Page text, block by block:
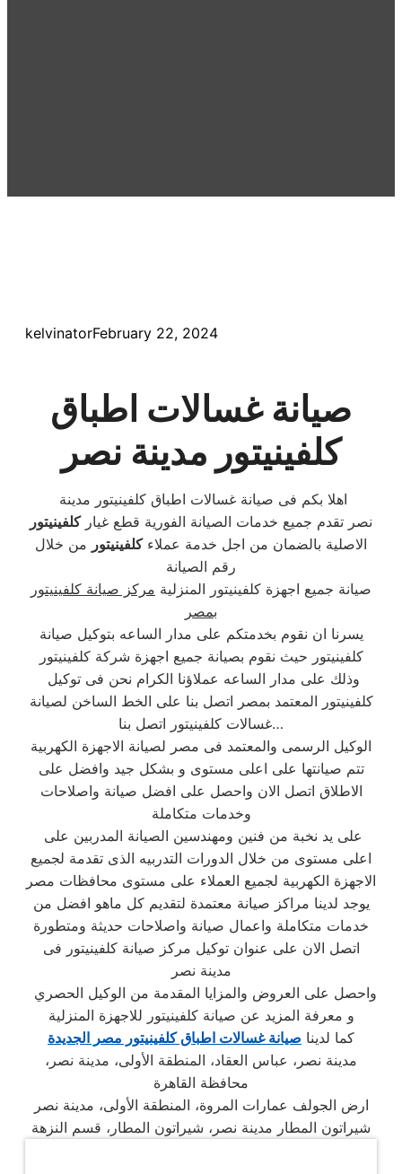
kelvinatorFebruary 22, 2024
صيانة غسالات اطباق
كلفينيتور مدينة نصر
نصر تقدم جميع خدمات الصيانة الفورية قطع غياركلفينيتور
الاصلية بالضمان من اجل خدمة عملاءكلفينيتور من خلال
رقم الصيانة
صيانة جميع اجهزة كلفينيتور المنزلية مركز صيانة كلفينيتور
بمصر
يسرنا ان نقوم بخدمتكم على مدار الساعه بتوكيل صيانة
كلفينيتور حيث نقوم بصيانة جميع اجهزة شركة كلفينيتور
كلفينيتور المعتمد بمصر اتصل بنا على الخط الساخن لصيانة
غسالات كلفينيتور اتصل بنا…
الوكيل الرسمى والمعتمد فى مصر لصيانة الاجهزة الكهربية
تتم صيانتها على اعلى مستوى و بشكل جيد وافضل على
الاطلاق اتصل الان واحصل على افضل صيانة واصلاحات
وخدمات متكاملة
اعلى مستوى من خلال الدورات التدربيه الذى تقدمة لجميع
الاجهزة الكهربية لجميع العملاء على مستوى محافظات مصر
يوجد لدينا مراكز صيانة معتمدة لتقديم كل ماهو افضل من
خدمات متكاملة واعمال صيانة واصلاحات حديثة ومتطورة
اتصل الان على عنوان توكيل مركز صيانة كلفينيتور فى
مدينة نصر
و معرفة المزيد عن صيانة كلفينيتور للاجهزة المنزلية
كما لدينا صيانة غسالات اطباق كلفينيتور مصر الجديدة
مدينة نصر، عباس العقاد، المنطقة الأولى، مدينة نصر،
محافظة القاهرة
ارض الجولف عمارات المروة، المنطقة الأولى، مدينة نصر
شيراتون المطار مدينة نصر، شيراتون المطار، قسم النزهة